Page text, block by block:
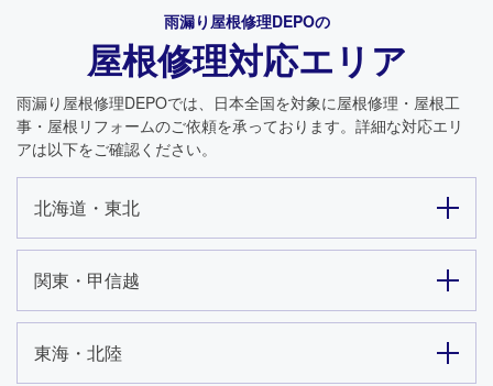
雨漏り屋根修理DEPOの
屋根修理対応エリア
雨漏り屋根修理DEPOでは、日本全国を対象に屋根修理・屋根工
事・屋根リフォームのご依頼を承っております。詳細な対応エリ
アは以下をご確認ください。
北海道・東北
関東・甲信越
東海・北陸